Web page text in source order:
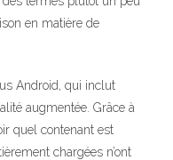
en matière de
Android, qui inclut
augmentée. Grâce à
quel contenant est
chargées n’ont